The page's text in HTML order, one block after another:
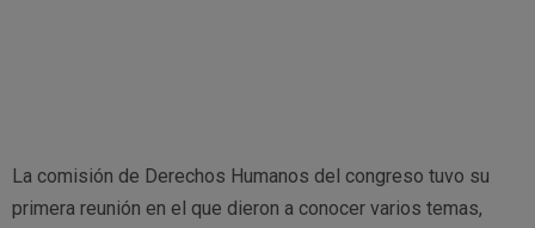
La comisión de Derechos Humanos del congreso tuvo su
primera reunión en el que dieron a conocer varios temas,